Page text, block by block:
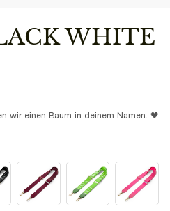
WHITE
wir einen Baum in deinem Namen. 🖤